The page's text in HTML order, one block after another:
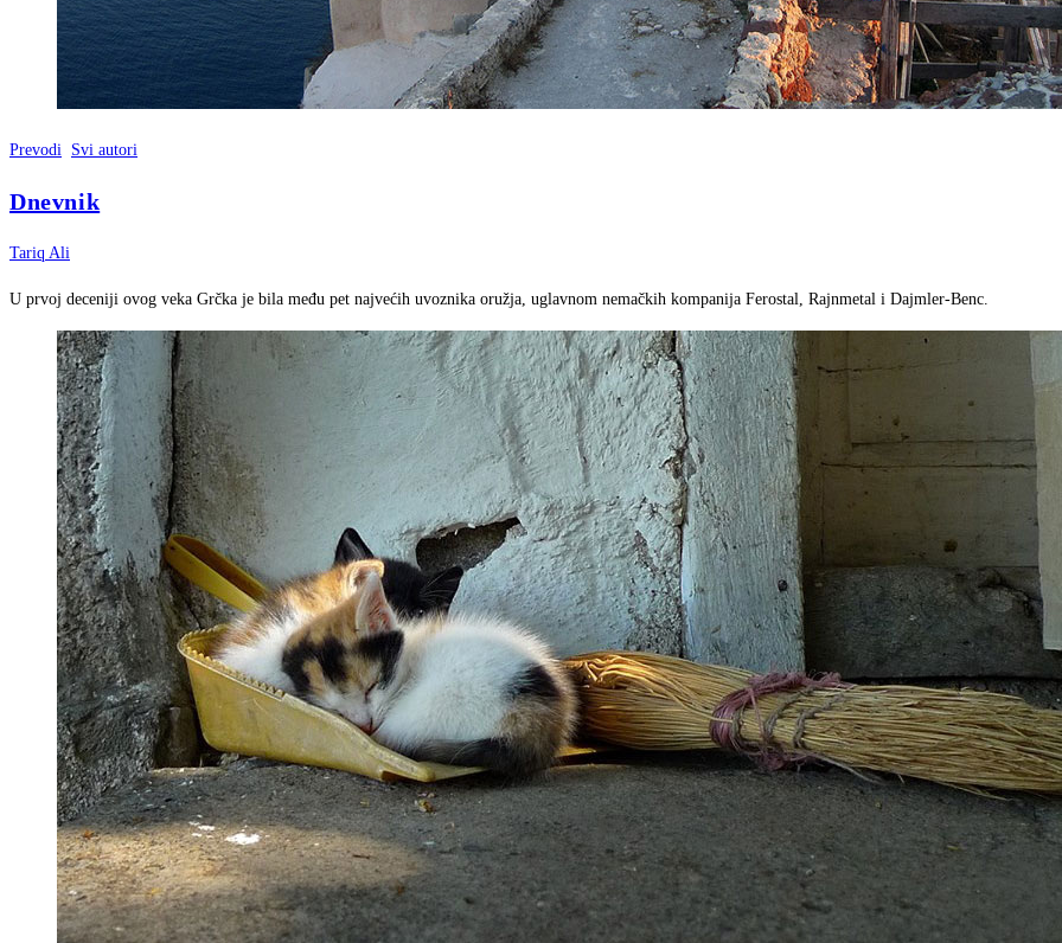
Prevodi Svi autori
Dnevnik
Tariq Ali
U prvoj deceniji ovog veka Grčka je bila među pet najvećih uvoznika oružja, uglavnom nemačkih kompanija Ferostal, Rajnmetal i Dajmler-Benc.